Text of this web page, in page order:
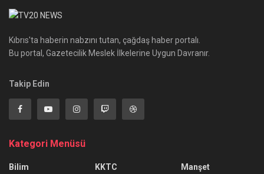
Kıbrıs'ta haberin nabzını tutan, çağdaş haber portalı.
Bu portal, Gazetecilik Meslek İlkelerine Uygun Davranır.
Takip Edin
Kategori Menüsü
Bilim
KKTC
Manşet